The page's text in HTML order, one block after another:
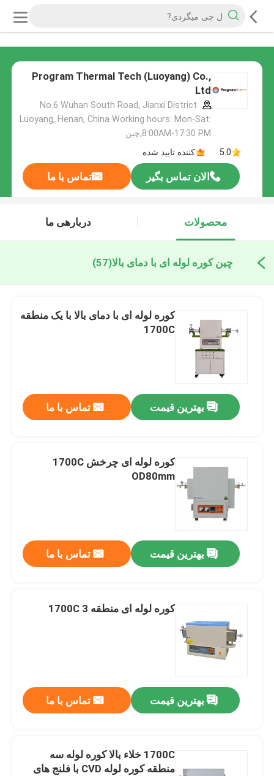
Program Thermal Tech (Luoyang) Co.,
Ltd
No.6 Wuhan South Road, Jianxi District
Luoyang, Henan, China Working hours: Mon-Sat:
8:00AM-17:30 PM,چین
5.0
کننده تایید شده
الان تماس بگیر تماس با ما
محصولات دربارهی ما
چین کوره لوله ای با دمای بالا(57)
کوره لوله ای با دمای بالا با یک منطقه
1700C
بهترین قیمت تماس با ما
کوره لوله ای چرخش 1700C
OD80mm
بهترین قیمت تماس با ما
کوره لوله ای منطقه 3 1700C
بهترین قیمت تماس با ما
1700C خلاء بالا کوره لوله سه
منطقه کوره لوله CVD با فلنج های